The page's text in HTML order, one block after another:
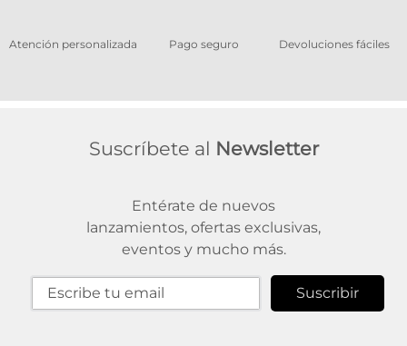
Atención personalizada Pago seguro Devoluciones fáciles
Suscríbete al Newsletter
Entérate de nuevos
lanzamientos, ofertas exclusivas,
eventos y mucho más.
Suscribir